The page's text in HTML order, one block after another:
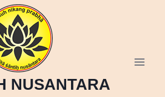
NUSANTARA